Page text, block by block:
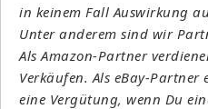
in keinem Fall Auswirkung
Unter anderem sind wir
Als Amazon-Partner
Verkäufen. Als eBay-
eine Vergütung, wenn Du